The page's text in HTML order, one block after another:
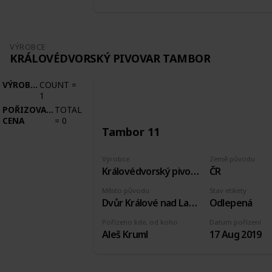
VÝROBCE
KRÁLOVÉDVORSKÝ PIVOVAR TAMBOR
VÝROBCE COUNT =
1
POŘIZOVACÍ
CENA
TOTAL
= 0
Tambor 11
Výrobce
Královédvorský pivovar Tambor
Země původu
ČR
Pořízeno kde, od koho
Aleš Kruml
Stav etikety
Odlepená
Datum pořízení
17 Aug 2019
Město původu
Dvůr Králové nad Labem